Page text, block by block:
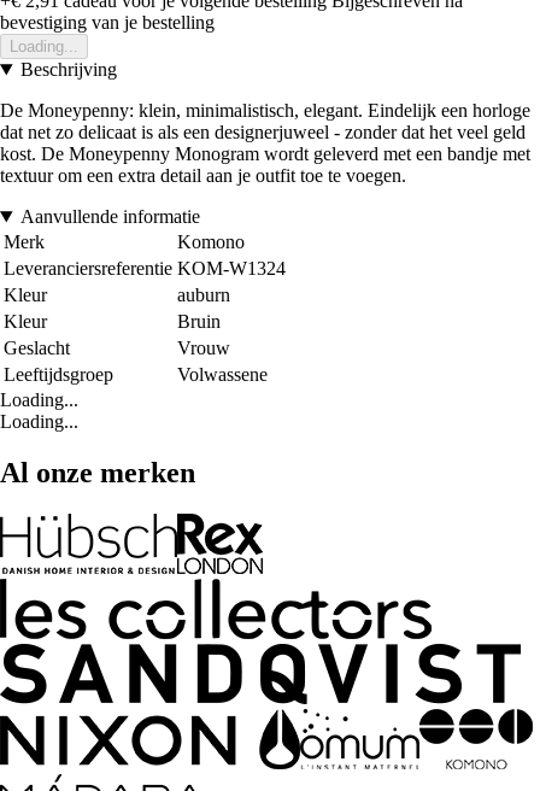
bevestiging van je bestelling
Loading...
Beschrijving
De Moneypenny: klein, minimalistisch, elegant. Eindelijk een horloge
dat net zo delicaat is als een designerjuweel - zonder dat het veel geld
kost. De Moneypenny Monogram wordt geleverd met een bandje met
textuur om een extra detail aan je outfit toe te voegen.
Aanvullende informatie
Merk
Komono
Leveranciersreferentie KOM-W1324
Kleur
auburn
Kleur
Bruin
Geslacht
Vrouw
Leeftijdsgroep
Volwassene
Loading...
Loading...
Al onze merken